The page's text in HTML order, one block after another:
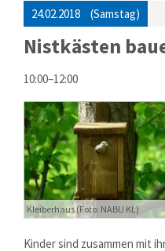
24.02.2018 (Samstag)
Nistkästen
10:00–12:00
Kleiberhaus (Foto: NABU KL)
Kinder sind zusammen mit